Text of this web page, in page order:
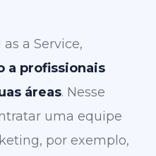
a Service,
a profissionais
áreas. Nesse
uma equipe
por exemplo,